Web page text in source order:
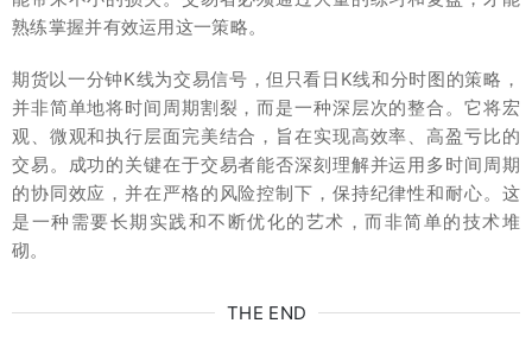
熟练掌握并有效运用这一策略。
期货以一分钟K线为交易信号，但只看日K线和分时图的策略，
并非简单地将时间周期割裂，而是一种深层次的整合。它将宏
观、微观和执行层面完美结合，旨在实现高效率、高盈亏比的
交易。成功的关键在于交易者能否深刻理解并运用多时间周期
的协同效应，并在严格的风险控制下，保持纪律性和耐心。这
是一种需要长期实践和不断优化的艺术，而非简单的技术堆
砌。
THE END